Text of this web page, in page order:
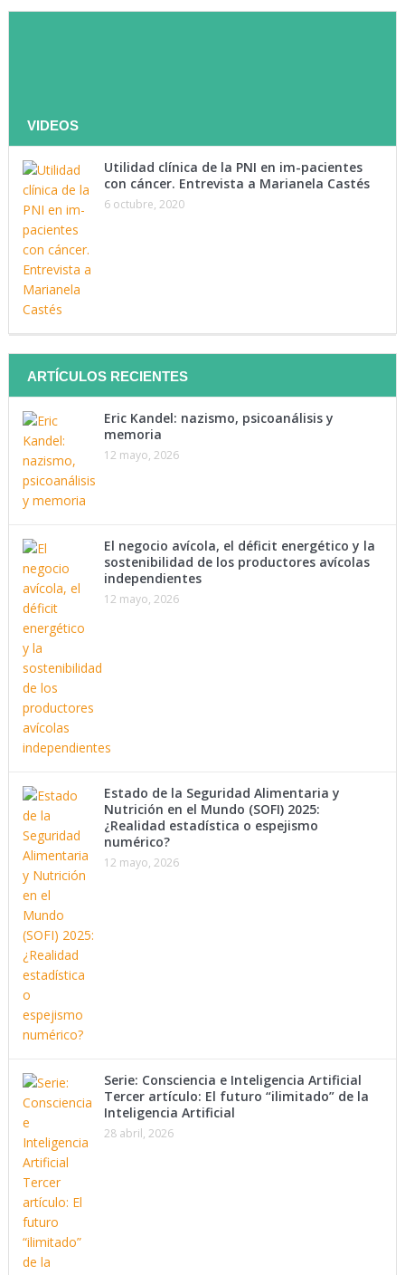
Tenemos como objetivo mantenerte instruido. Suscríbete a
nuestra lista y recibe directamente en tu correo lo último en
VIDEOS
Utilidad clínica de la PNI en im-pacientes
con cáncer. Entrevista a Marianela Castés
6 octubre, 2020
ARTÍCULOS RECIENTES
Eric Kandel: nazismo, psicoanálisis y
memoria
12 mayo, 2026
El negocio avícola, el déficit energético y la
sostenibilidad de los productores avícolas
independientes
12 mayo, 2026
Estado de la Seguridad Alimentaria y
Nutrición en el Mundo (SOFI) 2025:
¿Realidad estadística o espejismo
numérico?
12 mayo, 2026
Serie: Consciencia e Inteligencia Artificial
Tercer artículo: El futuro “ilimitado” de la
Inteligencia Artificial
28 abril, 2026